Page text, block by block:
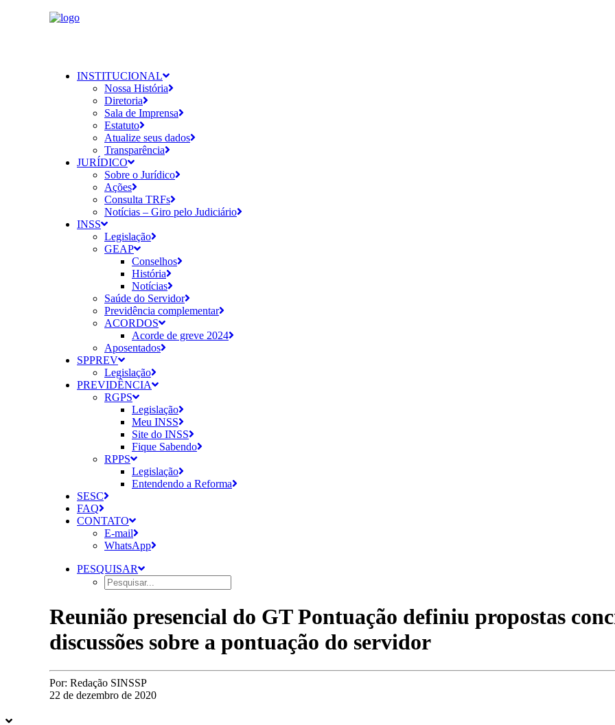
INSTITUCIONAL
Nossa História
Diretoria
Sala de Imprensa
Estatuto
Atualize seus dados
Transparência
JURÍDICO
Sobre o Jurídico
Ações
Consulta TRFs
Notícias – Giro pelo Judiciário
INSS
Legislação
GEAP
Conselhos
História
Notícias
Saúde do Servidor
Previdência complementar
ACORDOS
Acorde de greve 2024
Aposentados
SPPREV
Legislação
PREVIDÊNCIA
RGPS
Legislação
Meu INSS
Site do INSS
Fique Sabendo
RPPS
Legislação
Entendendo a Reforma
SESC
FAQ
CONTATO
E-mail
WhatsApp
PESQUISAR
Reunião presencial do GT Pontuação definiu propostas
discussões sobre a pontuação do servidor
Por: Redação SINSSP
22 de dezembro de 2020